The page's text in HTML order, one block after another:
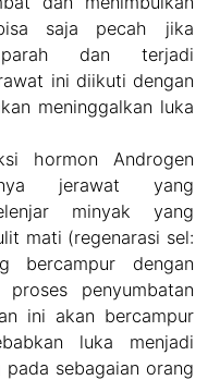
saja pecah jika
parah dan terjadi
ini diikuti dengan
meninggalkan luka
hormon Androgen
jerawat yang
minyak yang
mati (regenarasi sel:
bercampur dengan
penyumbatan
ini akan bercampur
luka menjadi
sebagaian orang